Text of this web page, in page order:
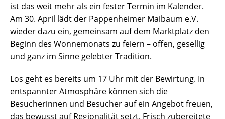
ist das weit mehr als ein fester Termin im Kalender.
Am 30. April lädt der Pappenheimer Maibaum e.V.
wieder dazu ein, gemeinsam auf dem Marktplatz den
Beginn des Wonnemonats zu feiern – offen, gesellig
und ganz im Sinne gelebter Tradition.
Los geht es bereits um 17 Uhr mit der Bewirtung. In
entspannter Atmosphäre können sich die
Besucherinnen und Besucher auf ein Angebot freuen,
das bewusst auf Regionalität setzt. Frisch zubereitete